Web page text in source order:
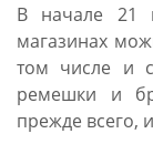
В начале 21
магазинах
том числе и
ремешки и
прежде всего,